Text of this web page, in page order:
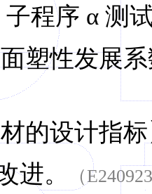
子程序 α 测
塑性发展
的设计指
进。
（